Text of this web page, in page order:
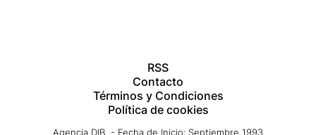
RSS
Contacto
Términos y Condiciones
Política de cookies
Agencia DIB - Fecha de Inicio: Septiembre 1993